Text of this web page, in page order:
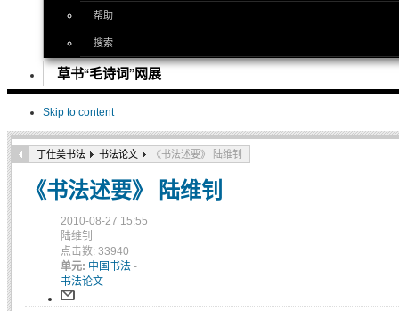
帮助
搜索
草书“毛诗词”网展
Skip to content
丁仕美书法 书法论文 《书法述要》 陆维钊
《书法述要》 陆维钊
2010-08-27 15:55
陆维钊
点击数: 33940
单元: 中国书法 -
书法论文